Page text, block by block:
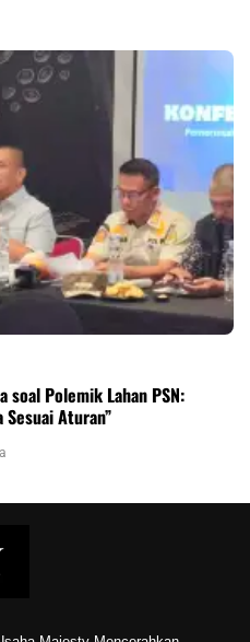
soal Polemik Lahan PSN:
Sesuai Aturan”